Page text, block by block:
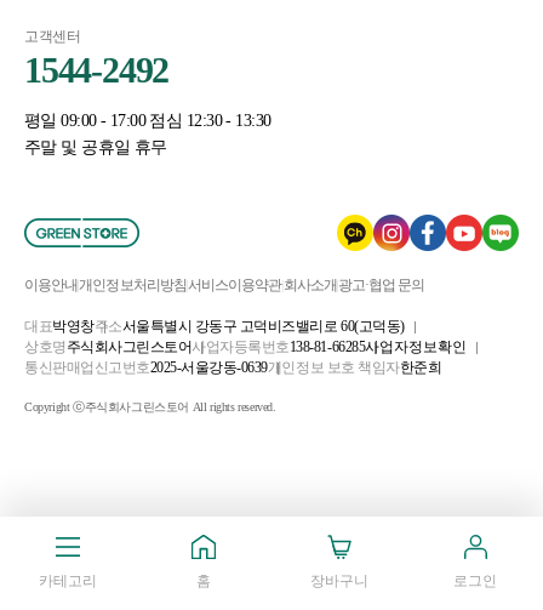
카테고리 홈 장바구니 로그인
고객센터
1544-2492
평일 09:00 - 17:00 점심 12:30 - 13:30
주말 및 공휴일 휴무
이용안내개인정보처리방침 서비스이용약관회사소개 광고·협업 문의
대표박영창주소서울특별시 강동구 고덕비즈밸리로 60(고덕동)
상호명 주식회사그린스토어사업자등록번호138-81-66285사업자정보확인
통신판매업신고번호2025-서울강동-0639개인정보 보호 책임자한준희
Copyright ⓒ주식회사그린스토어 All rights reserved.